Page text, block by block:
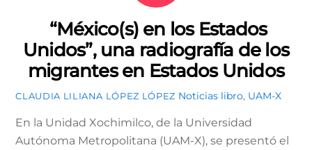
“México(s) en los Estados
Unidos”, una radiografía de los
migrantes en Estados Unidos
CLAUDIA LILIANA LÓPEZ LÓPEZ Noticias libro, UAM-X
En la Unidad Xochimilco, de la Universidad
Autónoma Metropolitana (UAM-X), se presentó el